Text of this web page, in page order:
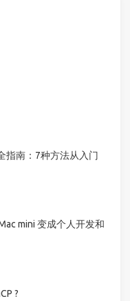
指南：7种方法从入门
mini 变成个人开发和
?